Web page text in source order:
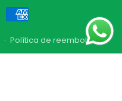
Política de reembolso